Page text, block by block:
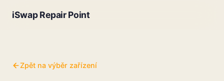
iSwap Repair Point
Zpět na výběr zařízení